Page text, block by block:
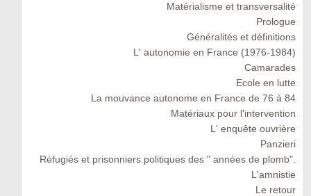
Matérialisme et transversalité
Prologue
Généralités et définitions
L' autonomie en France (1976-1984)
Camarades
Ecole en lutte
La mouvance autonome en France de 76 à 84
Matériaux pour l'intervention
L' enquête ouvrière
Panzieri
Réfugiés et prisonniers politiques des " années de plomb".
L'amnistie
Le retour